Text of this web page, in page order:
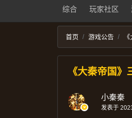
综合 玩家社区
首页 游戏公告
《大秦帝国
小秦秦
发表于